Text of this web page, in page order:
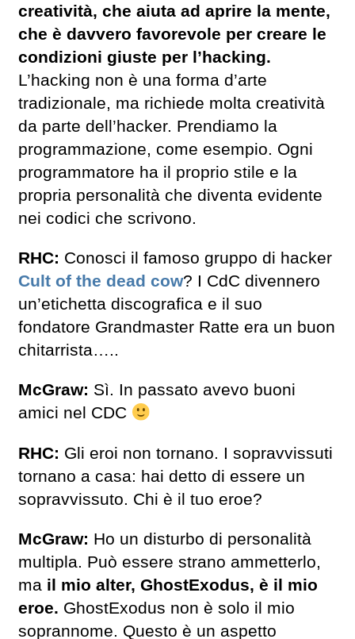
creatività, che aiuta ad aprire la mente,
che è davvero favorevole per creare le
condizioni giuste per l’hacking.
L’hacking non è una forma d’arte
tradizionale, ma richiede molta creatività
da parte dell’hacker. Prendiamo la
programmazione, come esempio. Ogni
programmatore ha il proprio stile e la
propria personalità che diventa evidente
nei codici che scrivono.
RHC: Conosci il famoso gruppo di hacker
Cult of the dead cow? I CdC divennero
un’etichetta discografica e il suo
fondatore Grandmaster Ratte era un buon
chitarrista…..
McGraw: Sì. In passato avevo buoni
amici nel CDC
RHC: Gli eroi non tornano. I sopravvissuti
tornano a casa: hai detto di essere un
sopravvissuto. Chi è il tuo eroe?
McGraw: Ho un disturbo di personalità
multipla. Può essere strano ammetterlo,
ma il mio alter, GhostExodus, è il mio
eroe. GhostExodus non è solo il mio
soprannome. Questo è un aspetto